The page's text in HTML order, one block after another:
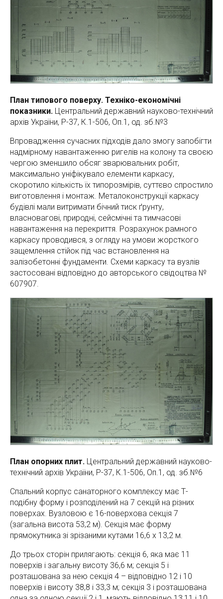
План типового поверху. Техніко-економічні
показники. Центральний державний науково-технічний
архів України, Р-37, К.1-506, Оп.1, од. зб.№3
Впровадження сучасних підходів дало змогу запобігти
надмірному навантаженню ригелів на колону та своєю
чергою зменшило обсяг зварювальних робіт,
максимально уніфікувало елементи каркасу,
скоротило кількість їх типорозмірів, суттєво спростило
виготовлення і монтаж. Металоконструкції каркасу
будівлі мали витримати бічний тиск ґрунту,
власновагові, природні, сейсмічні та тимчасові
навантаження на перекриття. Розрахунок рамного
каркасу проводився, з огляду на умови жорсткого
защемлення стійок під час встановлення на
залізобетонні фундаменти. Схеми каркасу та вузлів
застосовані відповідно до авторського свідоцтва №
607907.
План опорних плит. Центральний державний науково-
технічний архів України, Р-37, К.1-506, Оп.1, од. зб.№6
Спальний корпус санаторного комплексу має Т-
подібну форму і розподілений на 7 секцій на різних
поверхах. Вузловою є 16-поверхова секція 7
(загальна висота 53,2 м). Секція має форму
прямокутника зі зрізаними кутами 16,6 х 13,2 м.
До трьох сторін прилягають: секція 6, яка має 11
поверхів і загальну висоту 36,6 м; секція 5 і
розташована за нею секція 4 – відповідно 12 і 10
поверхів і висоту 38,8 і 33,3 м; секція 3 і розташована